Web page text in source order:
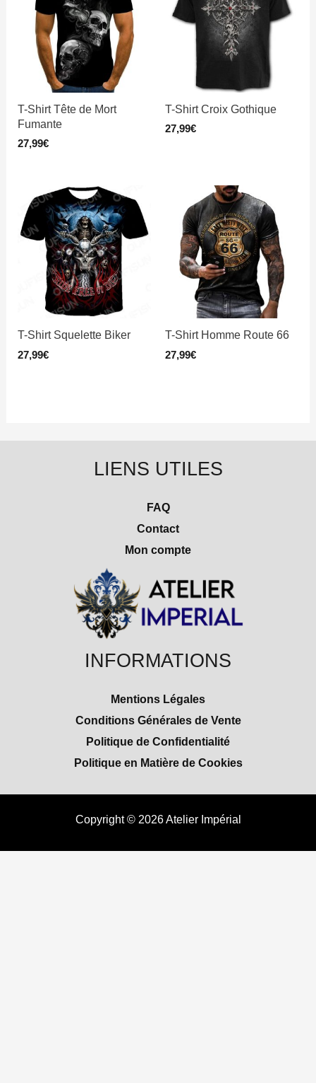
T-Shirt Tête de Mort
Fumante
27,99€
T-Shirt Croix Gothique
27,99€
T-Shirt Squelette Biker
27,99€
T-Shirt Homme Route 66
27,99€
LIENS UTILES
FAQ
Contact
Mon compte
INFORMATIONS
Mentions Légales
Conditions Générales de Vente
Politique de Confidentialité
Politique en Matière de Cookies
Copyright © 2026 Atelier Impérial